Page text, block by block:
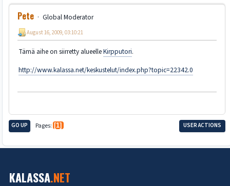
Pete Global Moderator
August 16, 2009, 03:10:21
Tämä aihe on siirretty alueelleKirpputori.
http://www.kalassa.net/keskustelut/index.php?topic=22342.0
GO UP Pages 1 USER ACTIONS
KALASSA.NET